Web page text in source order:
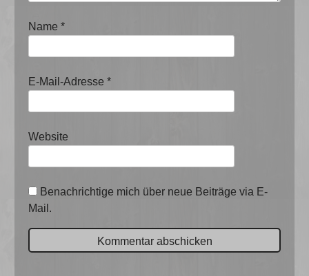
Name*
E-Mail-Adresse*
Website
Benachrichtige mich über neue Beiträge via E-
Mail.